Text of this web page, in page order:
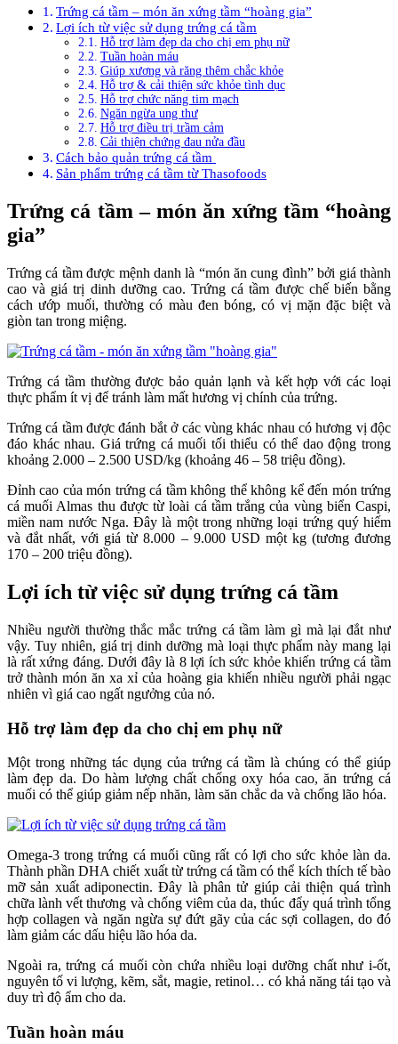
Trứng cá tầm – món ăn xứng tầm “hoàng gia”
Lợi ích từ việc sử dụng trứng cá tầm
Hỗ trợ làm đẹp da cho chị em phụ nữ
Tuần hoàn máu
Giúp xương và răng thêm chắc khỏe
Hỗ trợ & cải thiện sức khỏe tình dục
Hỗ trợ chức năng tim mạch
Ngăn ngừa ung thư
Hỗ trợ điều trị trầm cảm
Cải thiện chứng đau nửa đầu
Cách bảo quản trứng cá tầm
Sản phẩm trứng cá tầm từ Thasofoods
Trứng cá tầm – món ăn xứng tầm “hoàng
gia”
Trứng cá tầm được mệnh danh là “món ăn cung đình” bởi giá thành
cao và giá trị dinh dưỡng cao. Trứng cá tầm được chế biến bằng
cách ướp muối, thường có màu đen bóng, có vị mặn đặc biệt và
giòn tan trong miệng.
Trứng cá tầm thường được bảo quản lạnh và kết hợp với các loại
thực phẩm ít vị để tránh làm mất hương vị chính của trứng.
Trứng cá tầm được đánh bắt ở các vùng khác nhau có hương vị độc
đáo khác nhau. Giá trứng cá muối tối thiểu có thể dao động trong
khoảng 2.000 – 2.500 USD/kg (khoảng 46 – 58 triệu đồng).
Đỉnh cao của món trứng cá tầm không thể không kể đến món trứng
cá muối Almas thu được từ loài cá tầm trắng của vùng biển Caspi,
miền nam nước Nga. Đây là một trong những loại trứng quý hiếm
và đắt nhất, với giá từ 8.000 – 9.000 USD một kg (tương đương
170 – 200 triệu đồng).
Lợi ích từ việc sử dụng trứng cá tầm
Nhiều người thường thắc mắc trứng cá tầm làm gì mà lại đắt như
vậy. Tuy nhiên, giá trị dinh dưỡng mà loại thực phẩm này mang lại
là rất xứng đáng. Dưới đây là 8 lợi ích sức khỏe khiến trứng cá tầm
trở thành món ăn xa xỉ của hoàng gia khiến nhiều người phải ngạc
nhiên vì giá cao ngất ngưởng của nó.
Hỗ trợ làm đẹp da cho chị em phụ nữ
Một trong những tác dụng của trứng cá tầm là chúng có thể giúp
làm đẹp da. Do hàm lượng chất chống oxy hóa cao, ăn trứng cá
muối có thể giúp giảm nếp nhăn, làm săn chắc da và chống lão hóa.
Omega-3 trong trứng cá muối cũng rất có lợi cho sức khỏe làn da.
Thành phần DHA chiết xuất từ trứng cá tầm có thể kích thích tế bào
mỡ sản xuất adiponectin. Đây là phân tử giúp cải thiện quá trình
chữa lành vết thương và chống viêm của da, thúc đẩy quá trình tổng
hợp collagen và ngăn ngừa sự đứt gãy của các sợi collagen, do đó
làm giảm các dấu hiệu lão hóa da.
Ngoài ra, trứng cá muối còn chứa nhiều loại dưỡng chất như i-ốt,
nguyên tố vi lượng, kẽm, sắt, magie, retinol… có khả năng tái tạo và
duy trì độ ẩm cho da.
Tuần hoàn máu